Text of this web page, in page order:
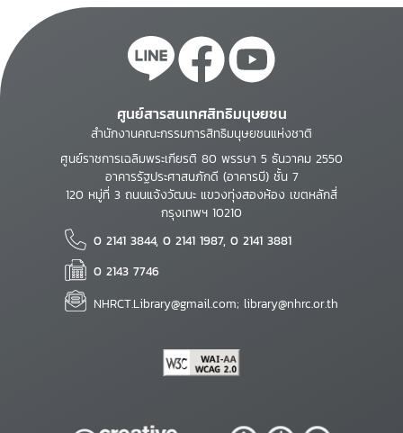
ศูนย์สารสนเทศสิทธิมนุษยชน
สำนักงานคณะกรรมการสิทธิมนุษยชนแห่งชาติ
ศูนย์ราชการเฉลิมพระเกียรติ 80 พรรษา 5 ธันวาคม 2550
อาคารรัฐประศาสนภักดี (อาคารบี) ชั้น 7
120 หมู่ที่ 3 ถนนแจ้งวัฒนะ แขวงทุ่งสองห้อง เขตหลักสี่
กรุงเทพฯ 10210
0 2141 3844, 0 2141 1987, 0 2141 3881
0 2143 7746
NHRCT.Library@gmail.com; library@nhrc.or.th